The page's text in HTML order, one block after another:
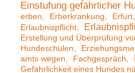
Einstufung gefährlicher
erben
Erberkrankung Erfurt
Erlaubnispflicht
Erstellung und Überprüfung
Hundeschulen
amts wegen
Fachgespräch
Gefährlichkeit eines Hundes